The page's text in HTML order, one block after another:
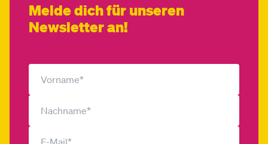
Melde dich für unseren
Newsletter an!